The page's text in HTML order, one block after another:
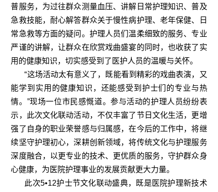
普服务，为过往群众测量血压、讲解日常护理知识、普及
急救技能，耐心解答群众关于慢性病护理、老年保健、日
常急救等方面的疑问。护理人员们温柔细致的服务、专业
严谨的讲解，让群众在欣赏戏曲盛宴的同时，也收获了实
用的健康知识，切实感受到了医护人员的温暖与关怀。
“这场活动太有意义了，既能看到精彩的戏曲表演，又
能学到实用的健康知识，还能感受到护士们的专业与热
情。 ”现场一位市民感慨道。参与活动的护理人员纷纷表
示，此次文化联动活动，不仅丰富了节日文化生活，更增
强了自身的职业荣誉感与归属感，在今后的工作中，将继
续坚守护理初心，深耕创新领域，将传统文化与护理服务
深度融合，以更专业的技术、更优质的服务，守护群众身
心健康，为医院护理事业的发展贡献更大力量。
此次5•12护士节文化联动盛典，既是医院护理新技术